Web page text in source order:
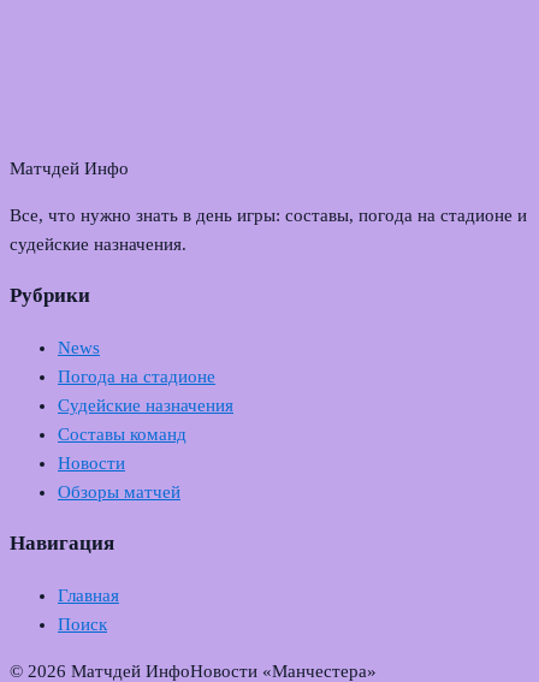
Матчдей Инфо
Все, что нужно знать в день игры: составы, погода на стадионе и
судейские назначения.
Рубрики
News
Погода на стадионе
Судейские назначения
Составы команд
Новости
Обзоры матчей
Навигация
Главная
Поиск
© 2026 Матчдей ИнфоНовости «Манчестера»